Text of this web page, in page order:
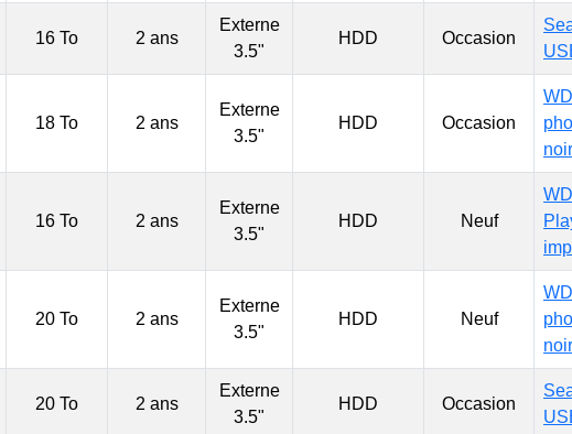
16 To 2 ans
Externe
3.5"
HDD Occasion
18 To 2 ans
Externe
3.5"
HDD Occasion
noir
16 To 2 ans
Externe
3.5"
HDD Neuf
20 To 2 ans
Externe
3.5"
HDD Neuf
noir
20 To 2 ans
Externe
3.5"
HDD Occasion